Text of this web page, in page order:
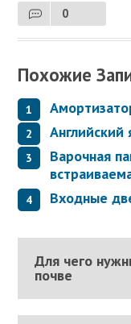
0
Похожие
Английский
Варочная
Входные
Для чего
почве